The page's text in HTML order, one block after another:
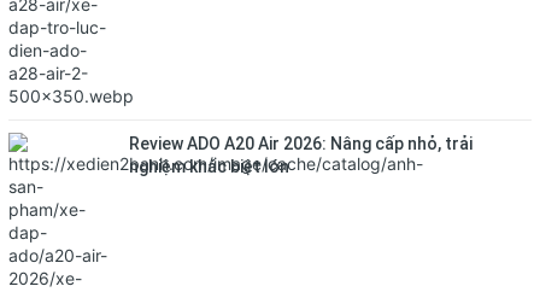
Review ADO A20 Air 2026: Nâng cấp nhỏ, trải
nghiệm khác biệt lớn